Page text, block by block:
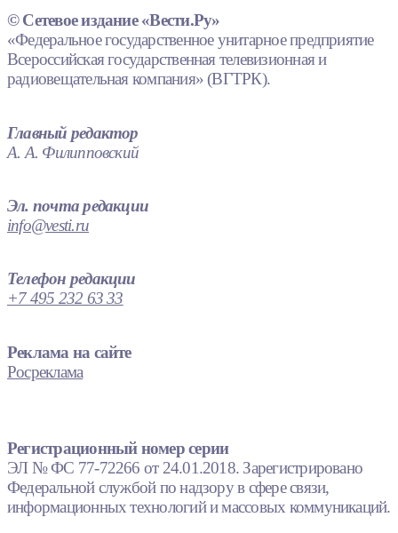
© Сетевое издание «Вести.Ру»
«Федеральное государственное унитарное предприятие
Всероссийская государственная телевизионная и
радиовещательная компания» (ВГТРК).
Главный редактор
А. А. Филипповский
Эл. почта редакции
info@vesti.ru
Телефон редакции
+7 495 232 63 33
Реклама на сайте
Росреклама
Регистрационный номер серии
ЭЛ № ФС 77-72266 от 24.01.2018. Зарегистрировано
Федеральной службой по надзору в сфере связи,
информационных технологий и массовых коммуникаций.